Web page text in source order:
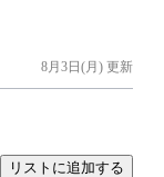
8月3日(月) 更新
リストに追加する